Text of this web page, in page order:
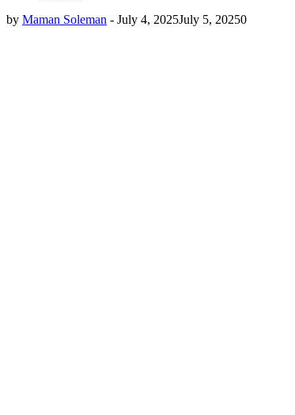
by Maman Soleman - July 4, 2025July 5, 20250